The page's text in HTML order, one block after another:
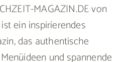
MAGAZIN.DE von
ein inspirierendes
das authentische
und spannende